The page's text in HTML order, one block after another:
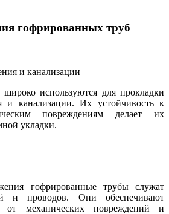
гофрированных труб
и канализации
используются для прокладки
и канализации. Их устойчивость к
повреждениям делает их
укладки.
гофрированные трубы служат
и проводов. Они обеспечивают
от механических повреждений и